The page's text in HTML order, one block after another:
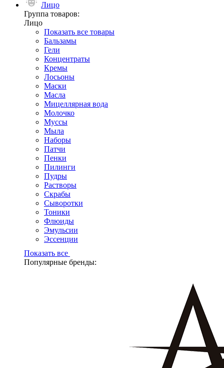
Лицо
Группа товаров:
Лицо
Показать все товары
Бальзамы
Гели
Концентраты
Кремы
Лосьоны
Маски
Масла
Мицеллярная вода
Молочко
Муссы
Мыла
Наборы
Патчи
Пенки
Пилинги
Пудры
Растворы
Скрабы
Сыворотки
Тоники
Флюиды
Эмульсии
Эссенции
Показать все
Популярные бренды: